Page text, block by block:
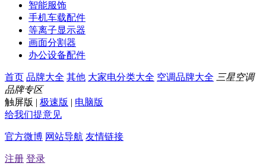
智能服饰
手机车载配件
等离子显示器
画面分割器
办公设备配件
首页 品牌大全 其他 大家电分类大全 空调品牌大全 三星空调
品牌专区
触屏版 | 极速版 | 电脑版
给我们提意见
官方微博 网站导航 友情链接
注册 登录